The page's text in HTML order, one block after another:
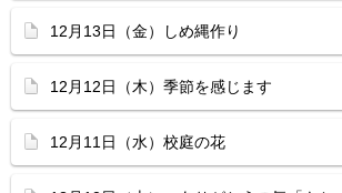
12月13日（金）しめ縄作り
12月12日（木）季節を感じます
12月11日（水）校庭の花